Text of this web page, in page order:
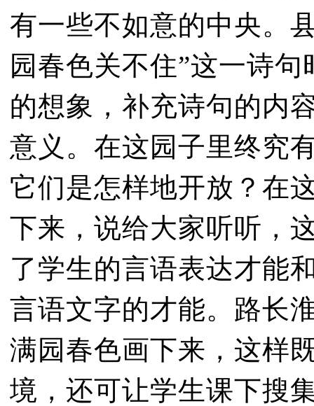
有一些不如意的中央。
园春色关不住”这一诗
的想象，补充诗句的内
意义。在这园子里终究
它们是怎样地开放？在
下来，说给大家听听，
了学生的言语表达才能
言语文字的才能。路长
满园春色画下来，这样
境，还可让学生课下搜